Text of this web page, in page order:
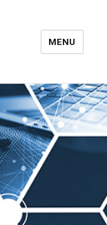
– IPHC
MENU